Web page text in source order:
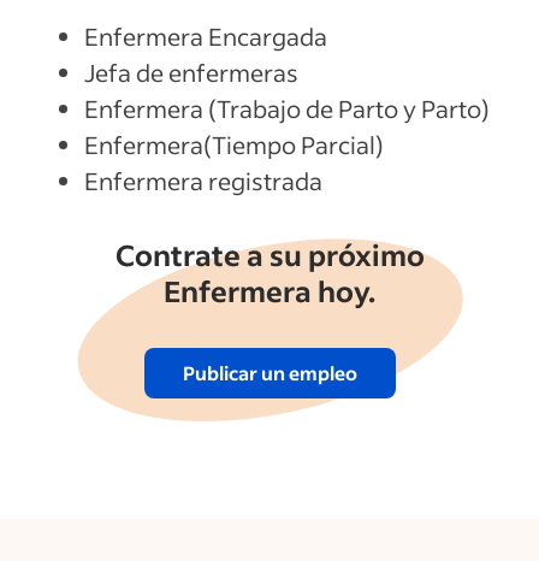
Enfermera Encargada
Jefa de enfermeras
Enfermera (Trabajo de Parto y Parto)
Enfermera(Tiempo Parcial)
Enfermera registrada
Contrate a su próximo
Enfermera hoy.
Publicar un empleo